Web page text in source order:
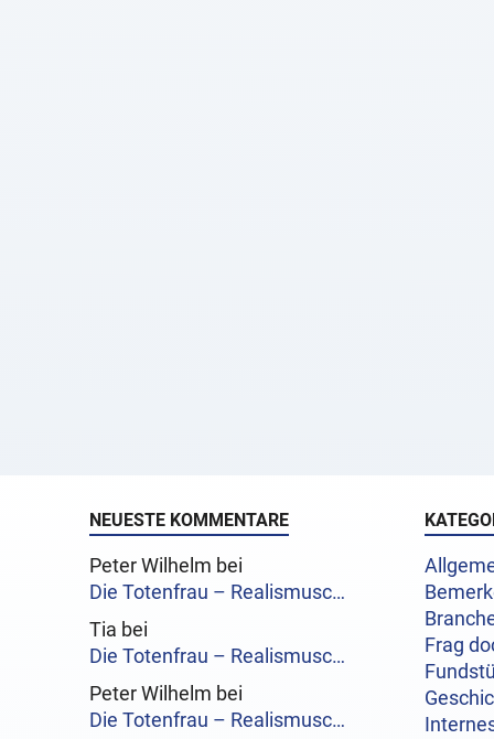
NEUESTE KOMMENTARE
Peter Wilhelm bei
Die Totenfrau – Realismusc…
Tia bei
Die Totenfrau – Realismusc…
Peter Wilhelm bei
Die Totenfrau – Realismusc…
Frag